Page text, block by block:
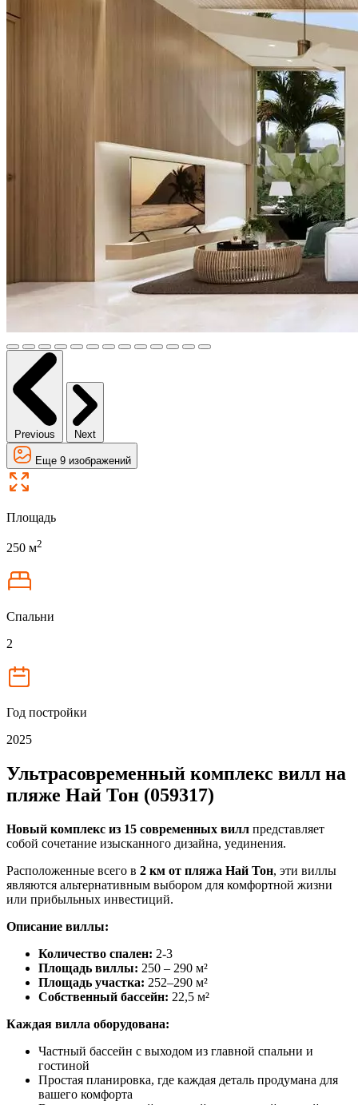
Previous Next
Еще 9 изображений
Площадь
250 м2
Спальни
2
Год постройки
2025
Ультрасовременный комплекс вилл на
пляже Най Тон (059317)
Новый комплекс из 15 современных вилл представляет
собой сочетание изысканного дизайна, уединения.
Расположенные всего в 2 км от пляжа Най Тон, эти виллы
являются альтернативным выбором для комфортной жизни
или прибыльных инвестиций.
Описание виллы:
Количество спален: 2-3
Площадь виллы: 250 – 290 м²
Площадь участка: 252–290 м²
Собственный бассейн: 22,5 м²
Каждая вилла оборудована:
Частный бассейн с выходом из главной спальни и
гостиной
Простая планировка, где каждая деталь продумана для
вашего комфорта